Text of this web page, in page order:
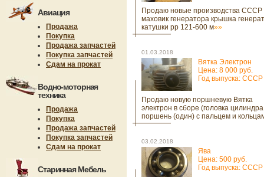
Авиация
Продажа
Покупка
Продажа запчастей
Покупка запчастей
Сдам на прокат
Водно-моторная
техника
Продажа
Покупка
Продажа запчастей
Покупка запчастей
Сдам на прокат
Старинная Мебель
Продаю новые производства СССР
маховик генератора крышка
катушки рр 121-600 м»»
01.03.2018
Вятка Электрон
Цена: 8 000 руб.
Год выпуска: СССР
Продаю новую поршневую Вятка
электрон в сборе (головка
поршень (один) с пальцем и
03.02.2018
Ява
Цена: 500 руб.
Год выпуска: СССР